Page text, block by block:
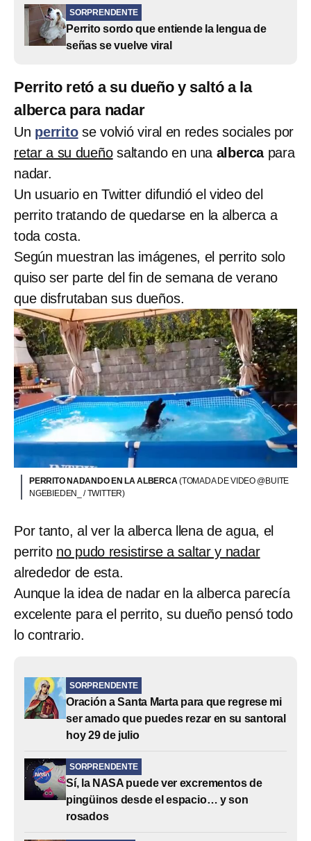
SORPRENDENTE
Perrito sordo que entiende la lengua de
señas se vuelve viral
Perrito retó a su dueño y saltó a la
alberca para nadar
Un perritose volvió viral en redes sociales por
retar a su dueñosaltando en una albercapara
nadar.
Un usuario en Twitter difundió el video del
perrito tratando de quedarse en la alberca a
toda costa.
Según muestran las imágenes, el perrito solo
quiso ser parte del fin de semana de verano
que disfrutaban sus dueños.
PERRITO NADANDO EN LA ALBERCA(TOMADA DE VIDEO @BUITE
NGEBIEDEN_ / TWITTER)
Por tanto, al ver la alberca llena de agua, el
perrito no pudo resistirse a saltar y nadar
alrededor de esta.
Aunque la idea de nadar en la alberca parecía
excelente para el perrito, su dueño pensó todo
lo contrario.
SORPRENDENTE
Oración a Santa Marta para que regrese mi
ser amado que puedes rezar en su santoral
hoy 29 de julio
SORPRENDENTE
Sí, la NASA puede ver excrementos de
pingüinos desde el espacio… y son
rosados